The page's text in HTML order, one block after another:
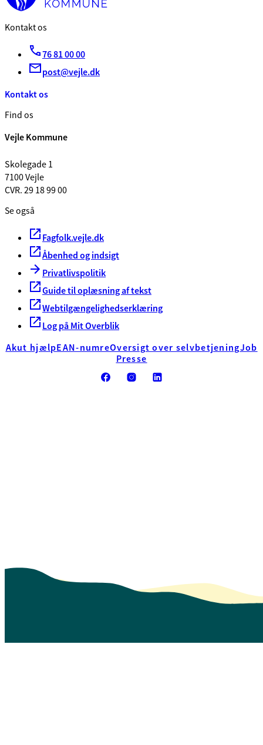
Kontakt os
76 81 00 00
post@vejle.dk
Kontakt os
Find os
Vejle Kommune
Skolegade 1
7100 Vejle
CVR. 29 18 99 00
Se også
Fagfolk.vejle.dk
Åbenhed og indsigt
Privatlivspolitik
Guide til oplæsning af tekst
Webtilgængelighedserklæring
Log på Mit Overblik
Akut hjælpEAN-numreOversigt over selvbetjeningJob
Presse